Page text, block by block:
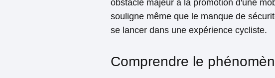
obstacle majeur à la promotion d'une
souligne même que le manque de
se lancer dans une expérience cycliste.
Comprendre le